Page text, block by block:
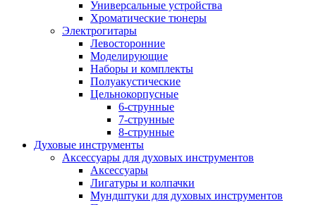
Универсальные устройства
Хроматические тюнеры
Электрогитары
Левосторонние
Моделирующие
Наборы и комплекты
Полуакустические
Цельнокорпусные
6-струнные
7-струнные
8-струнные
Духовые инструменты
Аксессуары для духовых инструментов
Аксессуары
Лигатуры и колпачки
Мундштуки для духовых инструментов